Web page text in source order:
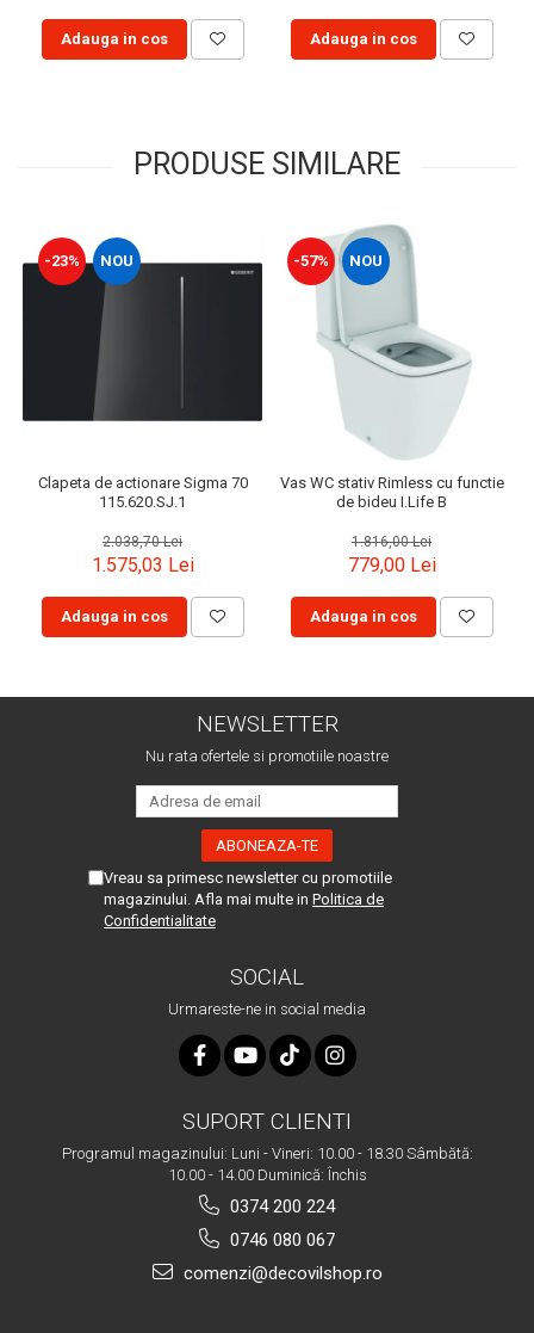
Adauga in cos Adauga in cos
PRODUSE SIMILARE
-23% NOU
Clapeta de actionare Sigma 70
115.620.SJ.1
2.038,70 Lei
1.575,03 Lei
Adauga in cos
-57% NOU
Vas WC stativ Rimless cu functie
de bideu I.Life B
1.816,00 Lei
779,00 Lei
Adauga in cos
NEWSLETTER
Nu rata ofertele si promotiile noastre
Vreau sa primesc newsletter cu promotiile
magazinului. Afla mai multe in Politica de
Confidentialitate
SOCIAL
Urmareste-ne in social media
SUPORT CLIENTI
Programul magazinului: Luni - Vineri: 10.00 - 18.30 Sâmbătă:
10.00 - 14.00 Duminică: Închis
0374 200 224
0746 080 067
comenzi@decovilshop.ro